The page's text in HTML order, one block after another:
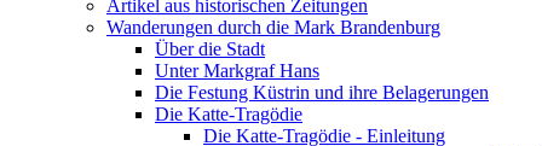
Artikel aus historischen Zeitungen
Wanderungen durch die Mark Brandenburg
Über die Stadt
Unter Markgraf Hans
Die Festung Küstrin und ihre Belagerungen
Die Katte-Tragödie
Die Katte-Tragödie - Einleitung